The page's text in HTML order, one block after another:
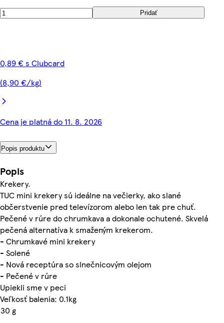
Pridať
0,89 € s Clubcard
(8,90 €/kg)
Cena je platná do 11. 8. 2026
Popis produktu
Popis
Krekery.
TUC mini krekery sú ideálne na večierky, ako slané
občerstvenie pred televízorom alebo len tak pre chuť.
Pečené v rúre do chrumkava a dokonale ochutené. Skvelá
pečená alternatíva k smaženým krekerom.
- Chrumkavé mini krekery
- Solené
- Nová receptúra so slnečnicovým olejom
- Pečené v rúre
Upiekli sme v peci
Veľkosť balenia: 0.1kg
30 g